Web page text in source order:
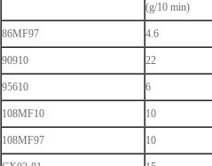
(g/10 min)
86MF97 4.6
90910 22
95610 6
108MF10 10
108MF97 10